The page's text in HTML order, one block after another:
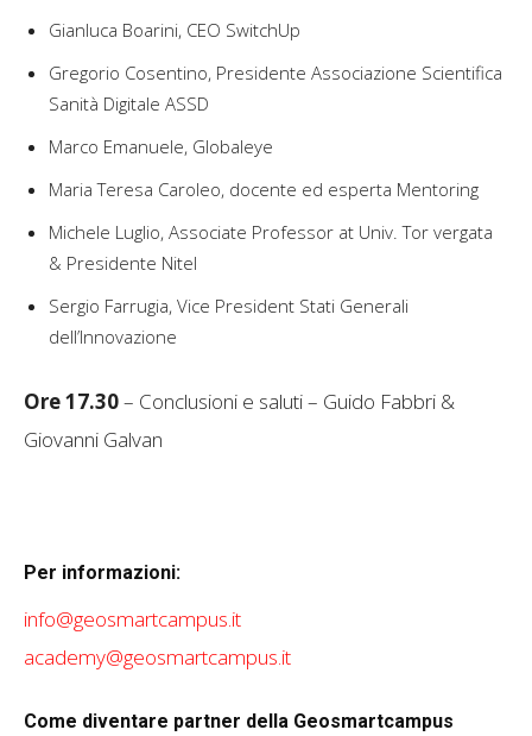
Gianluca Boarini, CEO SwitchUp
Gregorio Cosentino, Presidente Associazione Scientifica
Sanità Digitale ASSD
Marco Emanuele, Globaleye
Maria Teresa Caroleo, docente ed esperta Mentoring
Michele Luglio, Associate Professor at Univ. Tor vergata
& Presidente Nitel
Sergio Farrugia, Vice President Stati Generali
dell’Innovazione
Ore 17.30– Conclusioni e saluti – Guido Fabbri &
Giovanni Galvan
Per informazioni:
info@geosmartcampus.it
academy@geosmartcampus.it
Come diventare partner della Geosmartcampus